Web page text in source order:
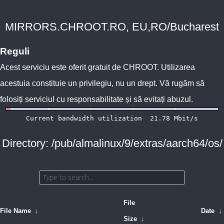
MIRRORS.CHROOT.RO, EU,RO/Bucharest
Reguli
Acest serviciu este oferit gratuit de CHROOT. Utilizarea
acestuia constituie un privilegiu, nu un drept. Vă rugăm să
folosiți serviciul cu responsabilitate și să evitați abuzul.
Directory: /pub/almalinux/9/extras/aarch64/os/
File Name ↓
File
Size ↓
Date ↓